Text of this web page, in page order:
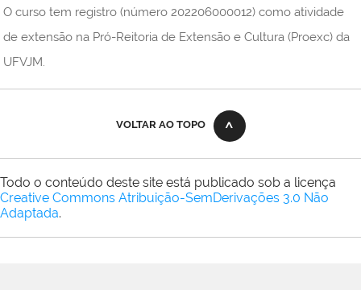
O curso tem registro (número 202206000012) como atividade
de extensão na Pró-Reitoria de Extensão e Cultura (Proexc) da
UFVJM.
VOLTAR AO TOPO
Todo o conteúdo deste site está publicado sob a licença
Creative Commons Atribuição-SemDerivações 3.0 Não
Adaptada.